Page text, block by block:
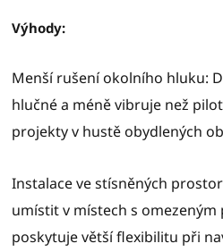
Výhody:
Menší rušení okolního hluku:
hlučné a méně vibruje než
projekty v hustě obydlených
Instalace ve stísněných
umístit v místech s omezeným
poskytuje větší flexibilitu při